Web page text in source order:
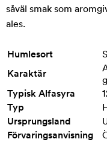
såväl smak som
ales.
Humlesort
Karaktär
Typisk Alfasyra
Typ
Ursprungsland
Förvaringsanvisning